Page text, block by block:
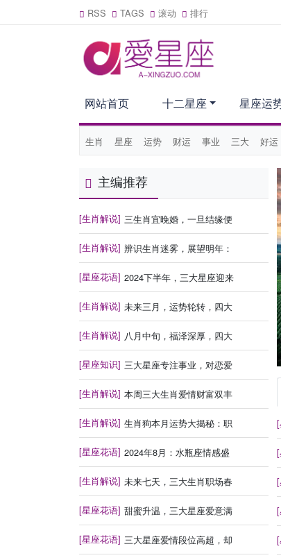
RSS TAGS 滚动 排行
网站首页
生肖 星座 运势 财运 事业 三大 好运
十二星座 星座运
主编推荐
[生肖解说] 三生肖宜晚婚，一旦结缘便
[生肖解说] 辨识生肖迷雾，展望明年：
[星座花语] 2024下半年，三大星座迎来
[生肖解说] 未来三月，运势轮转，四大
[生肖解说] 八月中旬，福泽深厚，四大
[星座知识] 三大星座专注事业，对恋爱
[生肖解说] 本周三大生肖爱情财富双丰
[生肖解说] 生肖狗本月运势大揭秘：职
[星座花语] 2024年8月：水瓶座情感盛
[生肖解说] 未来七天，三大生肖职场春
[星座花语] 甜蜜升温，三大星座爱意满
[星座花语] 三大星座爱情段位高超，却